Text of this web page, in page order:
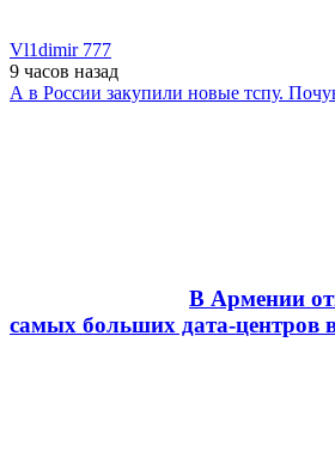
Vl1dimir 777
9 часов назад
А в России закупили новые тспу.
В Армении
самых больших дата-центров